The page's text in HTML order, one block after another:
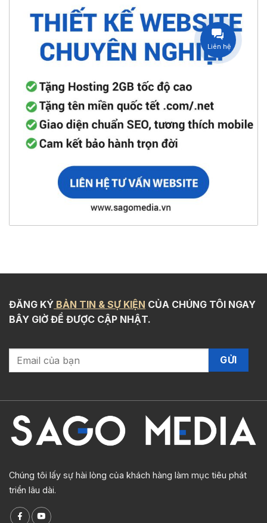
ĐĂNG KÝ BẢN TIN & SỰ KIỆN CỦA CHÚNG TÔI NGAY
BÂY GIỜ ĐỂ ĐƯỢC CẬP NHẬT.
Chúng tôi lấy sự hài lòng của khách hàng làm mục tiêu phát
triển lâu dài.
Liên hệ